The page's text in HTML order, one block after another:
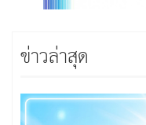
ข่าวล่าสุด